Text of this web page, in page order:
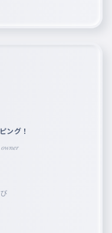
ング！
𝐻𝑀𝑍_𝑀𝑜𝑘𝑒𝑦𝑎 𝐷𝑒𝑝𝑢𝑡𝑦 𝑜𝑤𝑛𝑒𝑟